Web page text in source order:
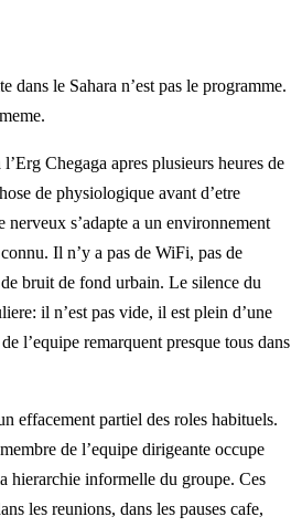
dans le Sahara n’est pas le programme.
Chegaga apres plusieurs heures de
de physiologique avant d’etre
s’adapte a un environnement
Il n’y a pas de WiFi, pas de
bruit de fond urbain. Le silence du
il n’est pas vide, il est plein d’une
l’equipe remarquent presque tous dans
effacement partiel des roles habituels.
de l’equipe dirigeante occupe
hierarchie informelle du groupe. Ces
les reunions, dans les pauses cafe,